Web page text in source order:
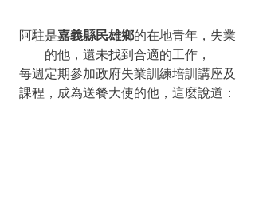
阿駐是嘉義縣民雄鄉的在地青年，失業
的他，還未找到合適的工作，
每週定期參加政府失業訓練培訓講座及
課程，成為送餐大使的他，這麼說道：